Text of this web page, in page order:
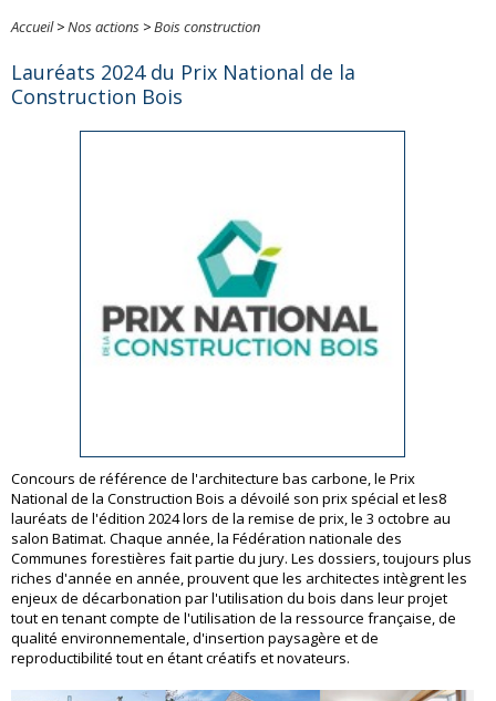
Accueil>Nos actions >Bois construction
Lauréats 2024 du Prix National de la
Construction Bois
Concours de référence de l'architecture bas carbone, le Prix
National de la Construction Bois a dévoilé son prix spécial et les8
lauréats de l'édition 2024 lors de la remise de prix, le 3 octobre au
salon Batimat. Chaque année, la Fédération nationale des
Communes forestières fait partie du jury. Les dossiers, toujours plus
riches d'année en année, prouvent que les architectes intègrent les
enjeux de décarbonation par l'utilisation du bois dans leur projet
tout en tenant compte de l'utilisation de la ressource française, de
qualité environnementale, d'insertion paysagère et de
reproductibilité tout en étant créatifs et novateurs.